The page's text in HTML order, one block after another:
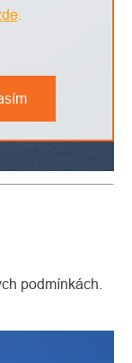
.
podmínkách.